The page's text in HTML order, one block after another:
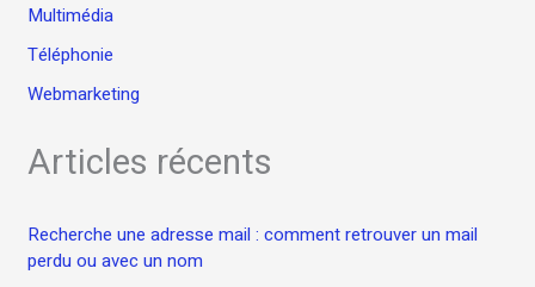
Multimédia
Téléphonie
Webmarketing
Articles récents
Recherche une adresse mail : comment retrouver un mail
perdu ou avec un nom